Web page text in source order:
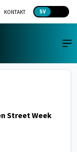
KONTAKT SV
Street Week